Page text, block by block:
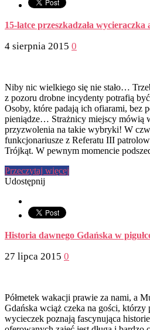
15-latce przeszkadzała wycieraczka
4 sierpnia 2015 0
Niby nic wielkiego się nie stało…
z pozoru drobne incydenty potrafią
Osoby, które padają ich ofiarami, bez
pieniądze… Strażnicy miejscy mówią
przyzwolenia na takie wybryki! W
funkcjonariusze z Referatu III
Trójkąt. W pewnym momencie
Przeczytaj więcej
Udostępnij
Historia dawnego Gdańska w
27 lipca 2015 0
Półmetek wakacji prawie za nami, a
Gdańska wciąż czeka na gości, którzy
wycieczek poznają fascynująca